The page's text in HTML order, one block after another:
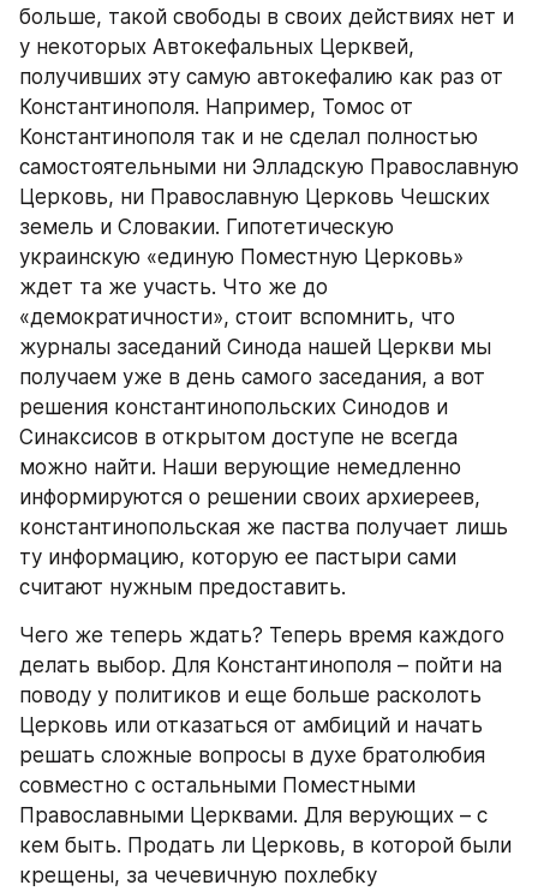
больше, такой свободы в своих действиях нет и
у некоторых Автокефальных Церквей,
получивших эту самую автокефалию как раз от
Константинополя. Например, Томос от
Константинополя так и не сделал полностью
самостоятельными ни Элладскую Православную
Церковь, ни Православную Церковь Чешских
земель и Словакии. Гипотетическую
украинскую «единую Поместную Церковь»
ждет та же участь. Что же до
«демократичности», стоит вспомнить, что
журналы заседаний Синода нашей Церкви мы
получаем уже в день самого заседания, а вот
решения константинопольских Синодов и
Синаксисов в открытом доступе не всегда
можно найти. Наши верующие немедленно
информируются о решении своих архиереев,
константинопольская же паства получает лишь
ту информацию, которую ее пастыри сами
считают нужным предоставить.
Чего же теперь ждать? Теперь время каждого
делать выбор. Для Константинополя – пойти на
поводу у политиков и еще больше расколоть
Церковь или отказаться от амбиций и начать
решать сложные вопросы в духе братолюбия
совместно с остальными Поместными
Православными Церквами. Для верующих – с
кем быть. Продать ли Церковь, в которой были
крещены, за чечевичную похлебку